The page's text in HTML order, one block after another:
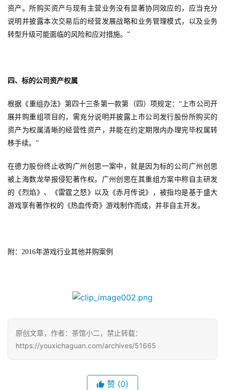
资产。所购买资产与现有主营业务没有显著协同效应的，应当充分
说明并披露本次交易后的经营发展战略和业务管理模式，以及业务
转型升级可能面临的风险和应对措施。”
四、标的公司资产权属
根据《重组办法》第四十三条第一款第（四）项规定：“上市公司开
展并购重组项目的，需充分说明并披露上市公司发行股份所购买的
资产为权属清晰的经营性资产，并能在约定期限内办理完毕权属转
移手续。”
在德力股份终止收购广州创思一案中，就是因为标的公司广州创思
被上海数龙举报侵犯著作权。广州创思在其重组方案中称自主研发
的《烈焰》、《雷霆之怒》以及《赤月传说》，被指均是基于盛大
游戏享有著作权的《热血传奇》游戏制作而成，并非自主开发。
附：2016年游戏行业其他并购案例
原创文章，作者：茶馆小二，禁止转载：
https://youxichaguan.com/archives/51665
赞 (0)